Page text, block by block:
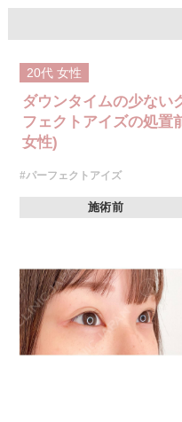
20代 女性
ダウンタイムの少ない
フェクトアイズの処置
女性)
#パーフェクトアイズ
施術前